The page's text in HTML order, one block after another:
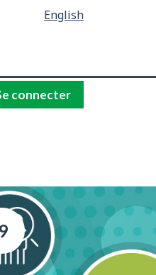
English
connecter